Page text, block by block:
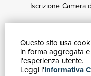
Questo sito usa
in forma aggregata
l'esperienza utente.
Leggi l'Informativa
Iscrizione Camera